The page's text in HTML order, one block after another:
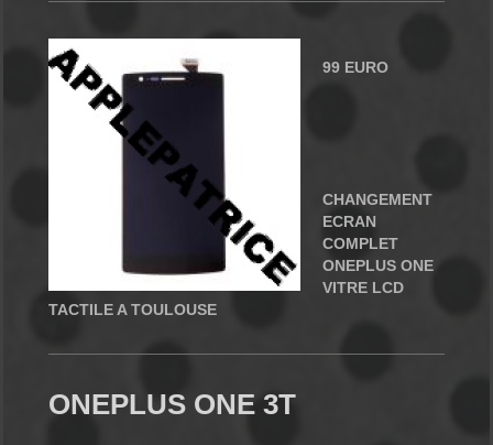
99 EURO
CHANGEMENT
ECRAN
COMPLET
ONEPLUS ONE
VITRE LCD
TACTILE A TOULOUSE
ONEPLUS ONE 3T